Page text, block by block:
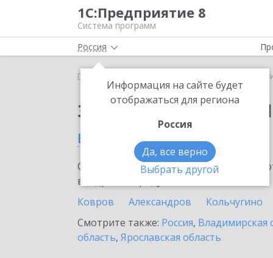
1С:Предприятие 8
Система программ
Россия
Информация на сайте будет
отображаться для региона
Россия
Да, все верно
Выбрать другой
Главная 1C-
Заказать 1C-Ритейл
в Петушках
Ознакомьтесь с информационными
внедрение продукта.
Ковров
Александров Кольчугино
Смотрите также: Россия, Владимирская
область, Ярославская область